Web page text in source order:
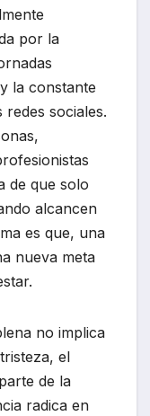
por la
la constante
sociales.
de que solo
alcancen
es que, una
nueva meta
no implica
el
de la
radica en